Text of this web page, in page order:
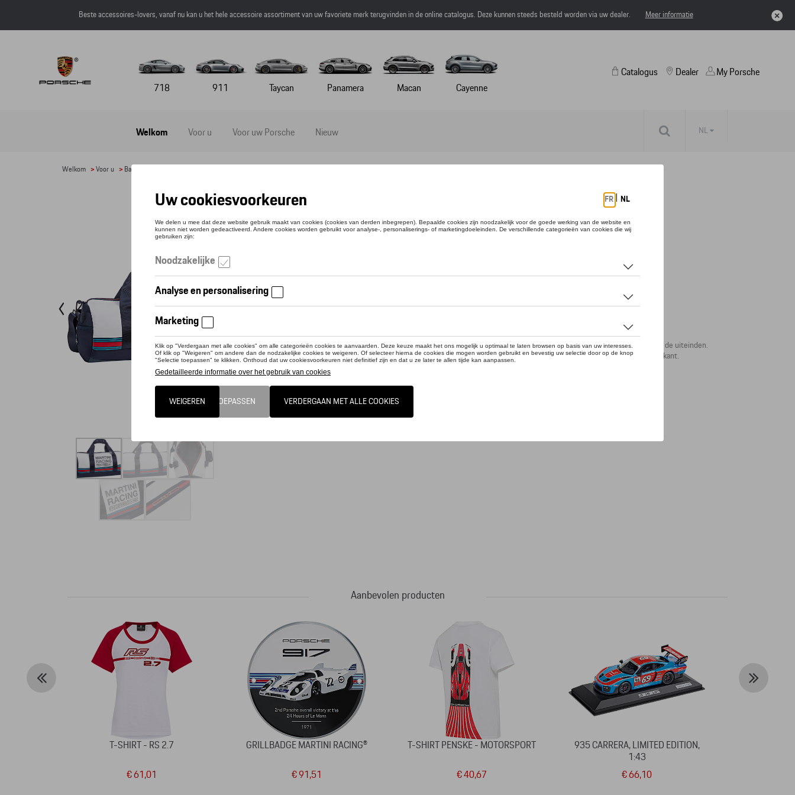
Beste accessoires-lovers, vanaf nu kan u het hele accessoire assortiment van uw favoriete merk terugvinden in de online catalogus. Deze kunnen steeds besteld worden via uw dealer. Meer informatie
718 911 Taycan Panamera Macan Cayenne
Catalogus
Welkom Voor u Voor uw Porsche Nieuw
Dealer My Porsche
NL
Welkom >Voor u > Bagage
REISTAS, SAFARI - MARTINI RACING
Referentie: WAP0359270P0MR
Contacteer uw dealer voor beschikbaarheid
Reistas in het iconische MARTINI RACING® Safari design. Waterafstotende tweewegrits. Interieur met zakdetails. Schuifzakken aan de uiteinden.
Handgrepen en afneembare schouderriem met MARTINI RACING®-inlays. MARTINI RACING®-strepen en collectielogo op de buitenkant.
Aanbevolen producten
T-SHIRT - RS 2.7
€ 61,01
GRILLBADGE MARTINI RACING®
€ 91,51
T-SHIRT PENSKE - MOTORSPORT
€ 40,67
935 CARRERA, LIMITED EDITION,
1:43
€ 66,10